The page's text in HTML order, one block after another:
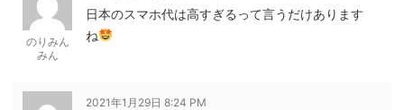
のりみん
みん
日本のスマホ代は高すぎるって言うだけあります
ね
2021年1月29日 8:24 PM